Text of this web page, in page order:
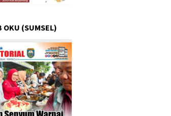
OKU (SUMSEL)